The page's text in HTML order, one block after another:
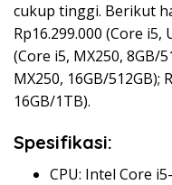
cukup tinggi. Berikut
Rp16.299.000 (Core i5,
(Core i5, MX250, 8GB/
MX250, 16GB/512GB);
16GB/1TB).
Spesifikasi:
CPU: Intel Core